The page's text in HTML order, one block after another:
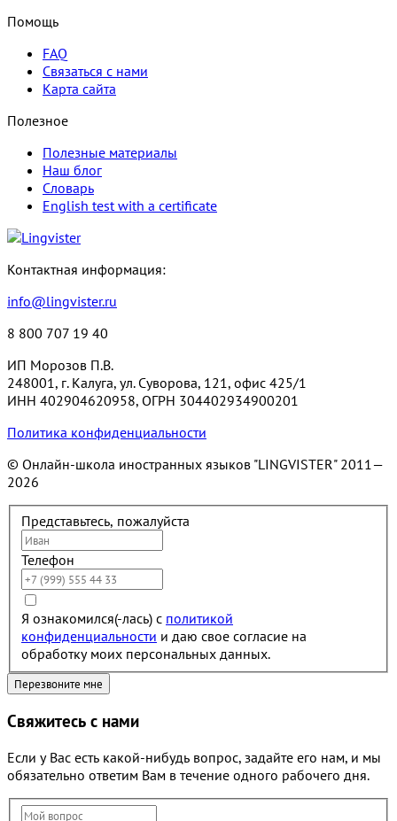
Помощь
FAQ
Связаться с нами
Карта сайта
Полезное
Полезные материалы
Наш блог
Словарь
English test with a certificate
Контактная информация:
info@lingvister.ru
8 800 707 19 40
ИП Морозов П.В.
248001, г. Калуга, ул. Суворова, 121, офис 425/1
ИНН 402904620958, ОГРН 304402934900201
Политика конфиденциальности
© Онлайн-школа иностранных языков "LINGVISTER" 2011—
2026
Представьтесь, пожалуйста
Телефон
Я ознакомился(-лась) с политикой
конфиденциальности и даю свое согласие на
обработку моих персональных данных.
Свяжитесь с нами
Если у Вас есть какой-нибудь вопрос, задайте его нам, и мы
обязательно ответим Вам в течение одного рабочего дня.